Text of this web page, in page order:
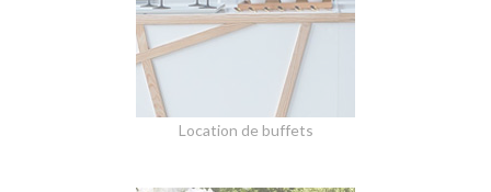
Location de buffets